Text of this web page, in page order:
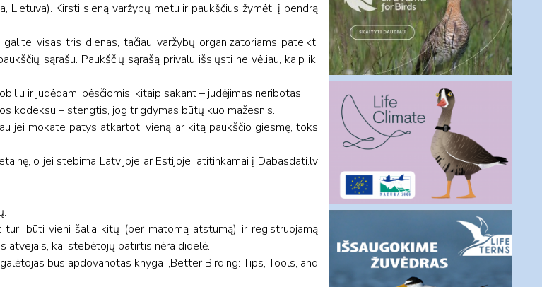
Lietuva). Kirsti sieną varžybų metu ir paukščius žymėti į bendrą
visas tris dienas, tačiau varžybų organizatoriams pateikti
sąrašu. Paukščių sąrašą privalu išsiųsti ne vėliau, kaip iki
ir judėdami pėsčiomis, kitaip sakant – judėjimas neribotas.
kodeksu – stengtis, jog trigdymas būtų kuo mažesnis.
jei mokate patys atkartoti vieną ar kitą paukščio giesmę, toks
o jei stebima Latvijoje ar Estijoje, atitinkamai į Dabasdati.lv
turi būti vieni šalia kitų (per matomą atstumą) ir registruojamą
atvejais, kai stebėtojų patirtis nėra didelė.
bus apdovanotas knyga „Better Birding: Tips, Tools, and